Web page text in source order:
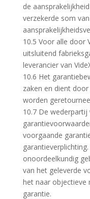
de
verzekerde som
10.5 Voor alle door
uitsluitend
leverancier van
10.6 Het
zaken en dient
worden
10.7 De
voorgaande
onoordeelkundig
van het geleverde
het naar objectieve
garantie.